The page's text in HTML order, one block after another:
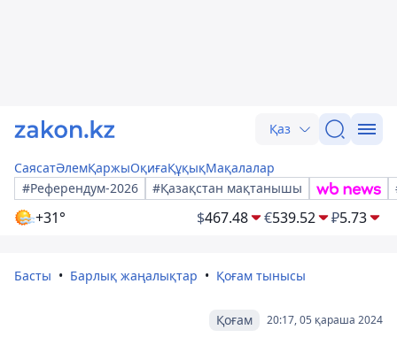
Қаз
СаясатӘлемҚаржыОқиғаҚұқықМақалалар
#Референдум-2026
#Қазақстан мақтанышы
+31° $467.48 €539.52 ₽5.73
Басты Барлық жаңалықтар Қоғам тынысы
20:17, 05 қараша 2024
Қоғам